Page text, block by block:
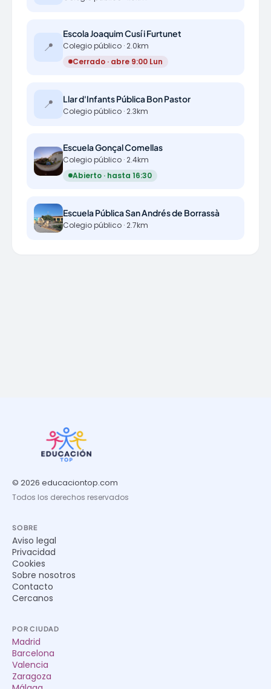
📍
Escola Joaquim Cusí i Furtunet
Colegio público · 2.0km
Cerrado · abre 9:00 Lun
📍 Llar d'Infants Pública Bon Pastor
Colegio público · 2.3km
Escuela Gonçal Comellas
Colegio público · 2.4km
Abierto · hasta 16:30
Escuela Pública San Andrés de Borrassà
Colegio público · 2.7km
© 2026 educaciontop.com
Todos los derechos reservados
SOBRE
Aviso legal
Privacidad
Cookies
Sobre nosotros
Contacto
Cercanos
POR CIUDAD
Madrid
Barcelona
Valencia
Zaragoza